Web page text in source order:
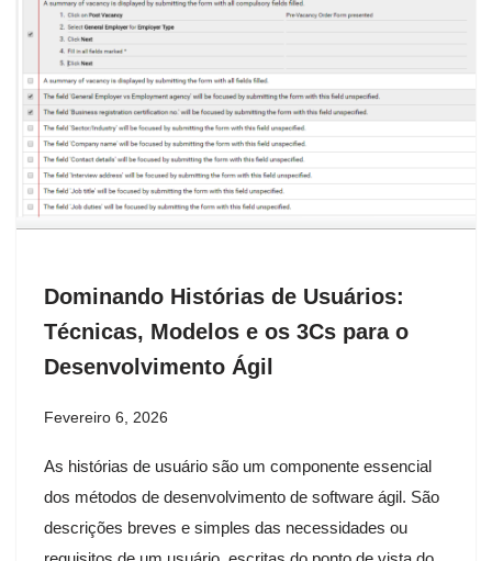
Dominando Histórias de Usuários:
Técnicas, Modelos e os 3Cs para o
Desenvolvimento Ágil
Fevereiro 6, 2026
As histórias de usuário são um componente essencial
dos métodos de desenvolvimento de software ágil. São
descrições breves e simples das necessidades ou